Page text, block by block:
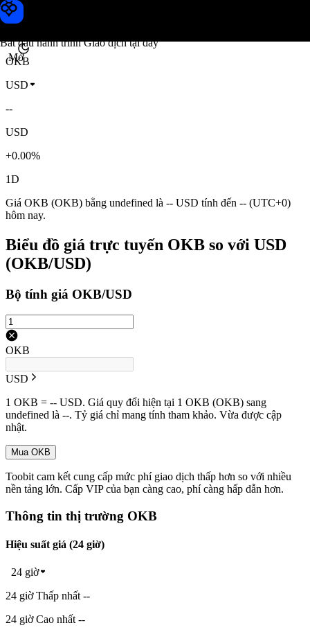
Bắt đầu hành trình Giao dịch tại đây
Mở
Giá OKB
OKB
USD
--
USD
+0.00%
1D
Giá OKB (OKB) bằng undefined là -- USD tính đến -- (UTC+0)
hôm nay.
Biểu đồ giá trực tuyến OKB so với USD
(OKB/USD)
Bộ tính giá OKB/USD
OKB
USD
1 OKB = -- USD. Giá quy đổi hiện tại 1 OKB (OKB) sang
undefined là --. Tỷ giá chỉ mang tính tham khảo. Vừa được cập
nhật.
Mua OKB
Toobit cam kết cung cấp mức phí giao dịch thấp hơn so với nhiều
nền tảng lớn. Cấp VIP của bạn càng cao, phí càng hấp dẫn hơn.
Thông tin thị trường OKB
Hiệu suất giá (24 giờ)
24 giờ
24 giờ Thấp nhất --
24 giờ Cao nhất --